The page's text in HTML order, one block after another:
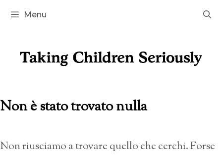
Vai
Menu
Non è stato trovato nulla
Non riusciamo a trovare quello che cerchi. Forse